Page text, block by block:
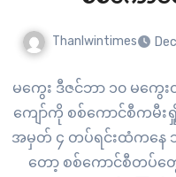
Thanlwintimes
မကွေး ဒီဇင်ဘာ ၁၀ မကွေ
ကျော်ကို စစ်ကောင်စီကမီ
အမှတ် ၄ တပ်ရင်းထံကနေ
တော့ စစ်ကောင်စီတပ်တွေ